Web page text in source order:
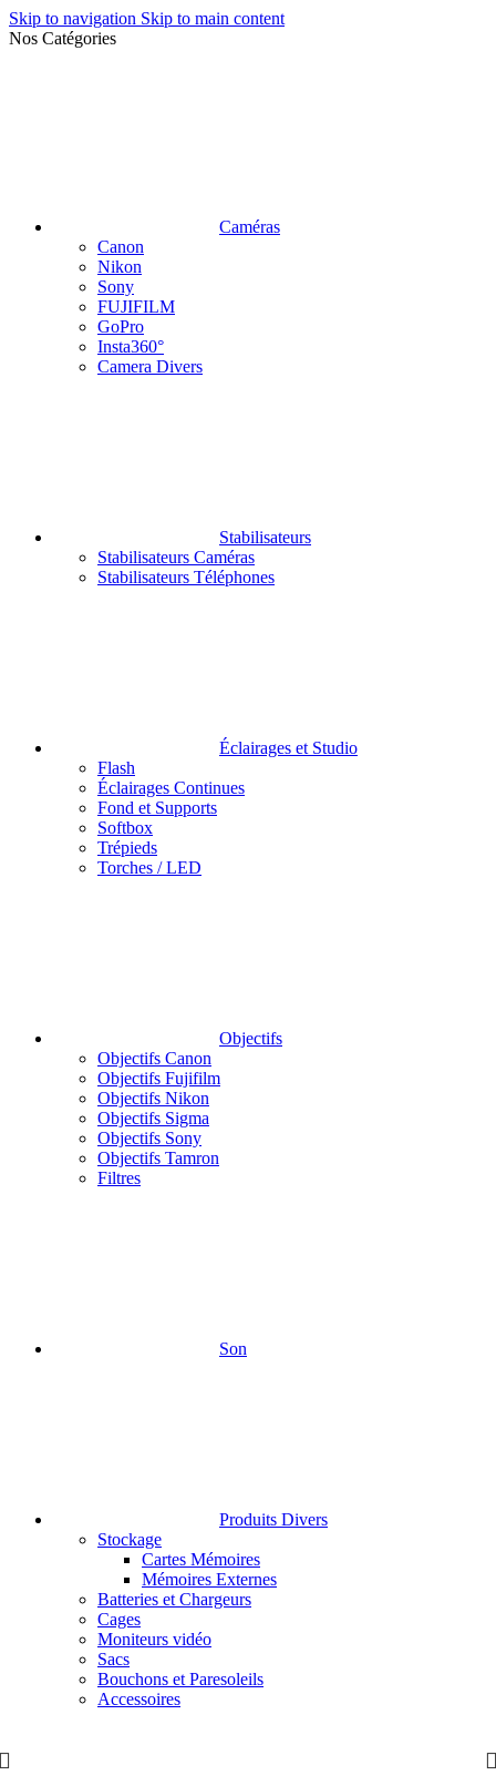
Skip to navigation Skip to main content
Nos Catégories
Caméras
Canon
Nikon
Sony
FUJIFILM
GoPro
Insta360°
Camera Divers
Stabilisateurs
Stabilisateurs Caméras
Stabilisateurs Téléphones
Éclairages et Studio
Flash
Éclairages Continues
Fond et Supports
Softbox
Trépieds
Torches / LED
Objectifs
Objectifs Canon
Objectifs Fujifilm
Objectifs Nikon
Objectifs Sigma
Objectifs Sony
Objectifs Tamron
Filtres
Son
Produits Divers
Stockage
Cartes Mémoires
Mémoires Externes
Batteries et Chargeurs
Cages
Moniteurs vidéo
Sacs
Bouchons et Paresoleils
Accessoires